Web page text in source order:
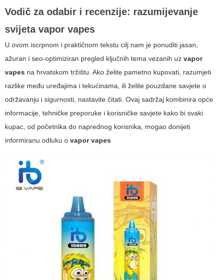
Vodič za odabir i recenzije: razumijevanje
svijeta vapor vapes
U ovom iscrpnom i praktičnom tekstu cilj nam je ponuditi jasan,
ažuran i seo-optimiziran pregled ključnih tema vezanih uz vapor
vapes na hrvatskom tržištu. Ako želite pametno kupovati, razumjeti
razlike među uređajima i tekućinama, ili želite pouzdane savjete o
održavanju i sigurnosti, nastavite čitati. Ovaj sadržaj kombinira opće
informacije, tehničke preporuke i korisničke savjete kako bi svaki
kupac, od početnika do naprednog korisnika, mogao donijeti
informiranu odluku o vapor vapes